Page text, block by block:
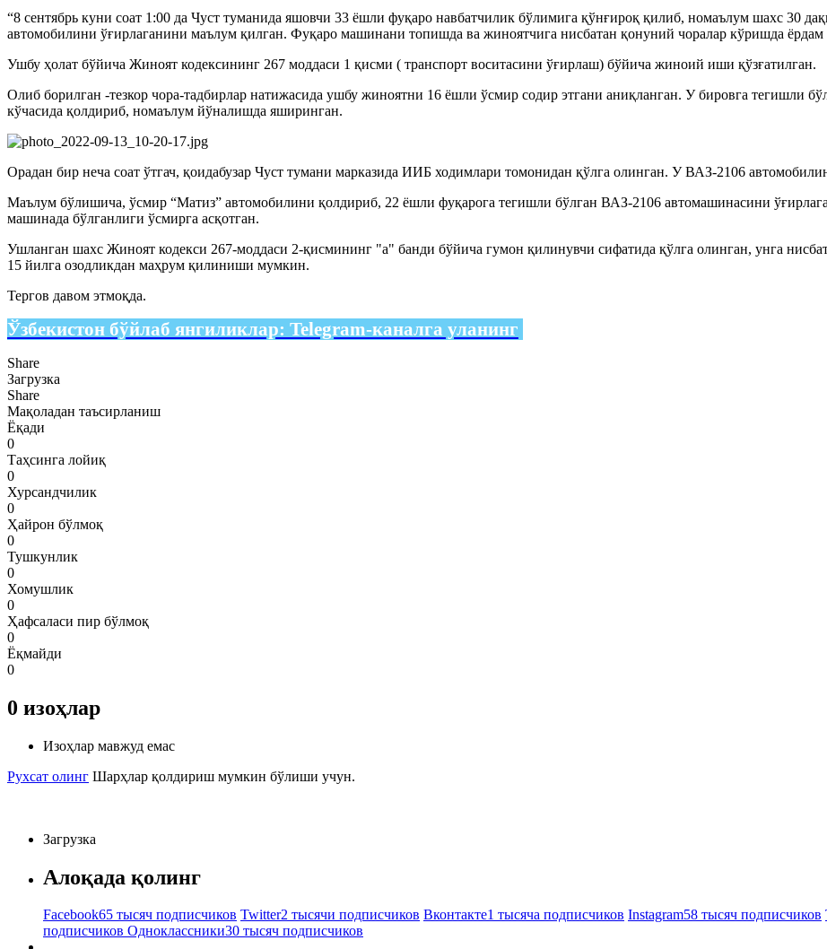
“8 сентябрь куни соат 1:00 да Чуст туманида яшовчи 33 ёшли фуқаро навбатчилик бўлимига қўнғироқ қилиб, номаълум шахс 30
автомобилини ўғирлаганини маълум қилган. Фуқаро машинани топишда ва жиноятчига нисбатан қонуний чоралар кўришда
Ушбу ҳолат бўйича Жиноят кодексининг 267 моддаси 1 қисми ( транспорт воситасини ўғирлаш) бўйича жиноий иши қўзғатилган.
Олиб борилган -тезкор чора-тадбирлар натижасида ушбу жиноятни 16 ёшли ўсмир содир этгани аниқланган. У бировга тегишли
кўчасида қолдириб, номаълум йўналишда яширинган.
Орадан бир неча соат ўтгач, қоидабузар Чуст тумани марказида ИИБ ходимлари томонидан қўлга олинган. У ВАЗ-2106
Маълум бўлишича, ўсмир “Матиз” автомобилини қолдириб, 22 ёшли фуқарога тегишли бўлган ВАЗ-2106 автомашинасини
машинада бўлганлиги ўсмирга асқотган.
Ушланган шахс Жиноят кодекси 267-моддаси 2-қисмининг "а" банди бўйича гумон қилинувчи сифатида қўлга олинган, унга
15 йилга озодликдан маҳрум қилиниши мумкин.
Тергов давом этмоқда.
Ўзбекистон бўйлаб янгиликлар: Telegram-каналга уланинг
Share
Загрузка
Share
Мақоладан таъсирланиш
Ёқади
0
Таҳсинга лойиқ
0
Хурсандчилик
0
Ҳайрон бўлмоқ
0
Тушкунлик
0
Хомушлик
0
Ҳафсаласи пир бўлмоқ
0
Ёқмайди
0
0 изоҳлар
Изоҳлар мавжуд емас
Рухсат олинг Шарҳлар қолдириш мумкин бўлиши учун.
Загрузка
Алоқада қолинг
Facebook65 тысяч подписчиков Twitter2 тысячи подписчиков Вконтакте1 тысяча подписчиков Instagram58 тысяч подписчиков
подписчиков Одноклассники30 тысяч подписчиков